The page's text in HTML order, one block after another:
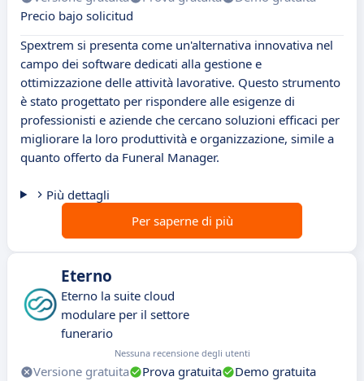
Precio bajo solicitud
Spextrem si presenta come un'alternativa innovativa nel
campo dei software dedicati alla gestione e
ottimizzazione delle attività lavorative. Questo strumento
è stato progettato per rispondere alle esigenze di
professionisti e aziende che cercano soluzioni efficaci per
migliorare la loro produttività e organizzazione, simile a
quanto offerto da Funeral Manager.
Più dettagli
Per saperne di più
Eterno
Eterno la suite cloud
modulare per il settore
funerario
Nessuna recensione degli utenti
Versione gratuita Prova gratuita
Demo gratuita